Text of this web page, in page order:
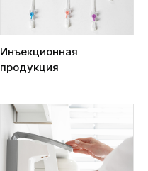
Инъекционная
продукция